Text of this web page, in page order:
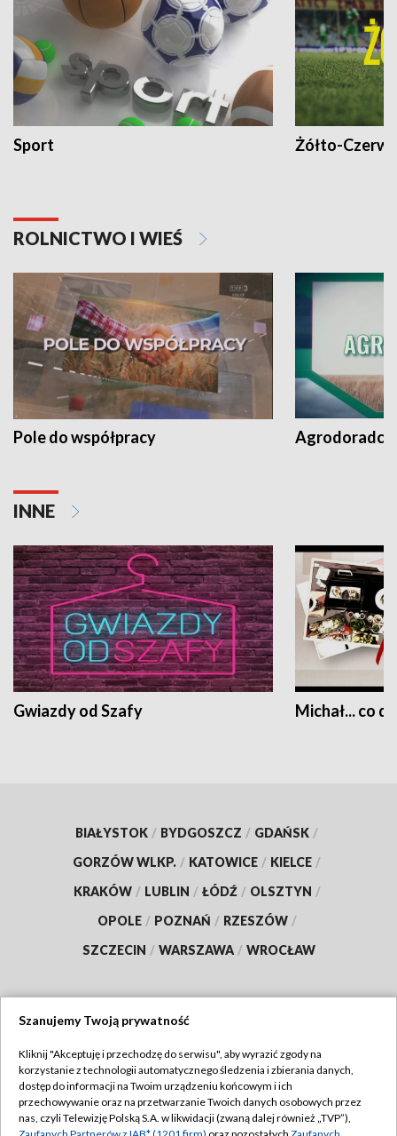
Sport Żółto-
ROLNICTWO I WIEŚ
Pole do współpracy Agrodoradcy
INNE
Gwiazdy od Szafy Michał... co
BIAŁYSTOK / BYDGOSZCZ / GDAŃSK /
GORZÓW WLKP. / KATOWICE / KIELCE /
KRAKÓW / LUBLIN / ŁÓDŹ / OLSZTYN /
OPOLE / POZNAŃ / RZESZÓW /
SZCZECIN / WARSZAWA / WROCŁAW
TVP
Abonament TVP
Emisja w TVP
Regulamin TVP
Szanujemy Twoją prywatność
Kliknij "Akceptuję i przechodzę do serwisu", aby wyrazić zgody na
korzystanie z technologii automatycznego śledzenia i zbierania danych,
dostęp do informacji na Twoim urządzeniu końcowym i ich
przechowywanie oraz na przetwarzanie Twoich danych osobowych przez
nas, czyli Telewizję Polską S.A. w likwidacji (zwaną dalej również „TVP”),